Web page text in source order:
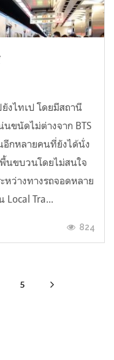
งไทเป โดยมีสถานี
ขนัดไม่ต่างจาก BTS
อีกหลายคนที่ยังได้นั่ง
นขบวนโดยไม่สนใจ
ว่างทางรถจอดหลาย
Local Tra...
824
5